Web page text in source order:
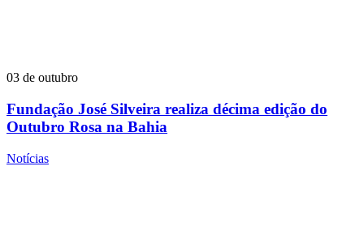
03 de outubro
Fundação José Silveira realiza décima edição do
Outubro Rosa na Bahia
Notícias